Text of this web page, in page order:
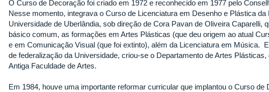
O Curso de Decoração foi criado em 1972 e reconhecido em 1977 pelo
Nesse momento, integrava o Curso de Licenciatura em Desenho e Plástica da
Universidade de Uberlândia, sob direção de Cora Pavan de Oliveira Caparelli,
básico comum, as formações em Artes Plásticas (que deu origem ao atual
e em Comunicação Visual (que foi extinto), além da Licenciatura em Música.
de federalização da Universidade, criou-se o Departamento de Artes
Antiga Faculdade de Artes.
Em 1984, houve uma importante reformar curricular que implantou o Curso de